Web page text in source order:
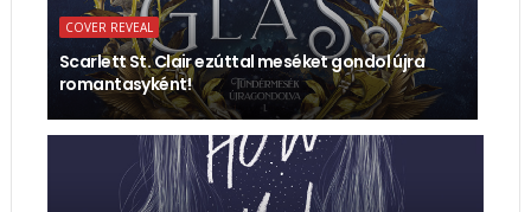
COVER REVEAL
Scarlett St. Clair ezúttal meséket gondol újra
romantasyként!